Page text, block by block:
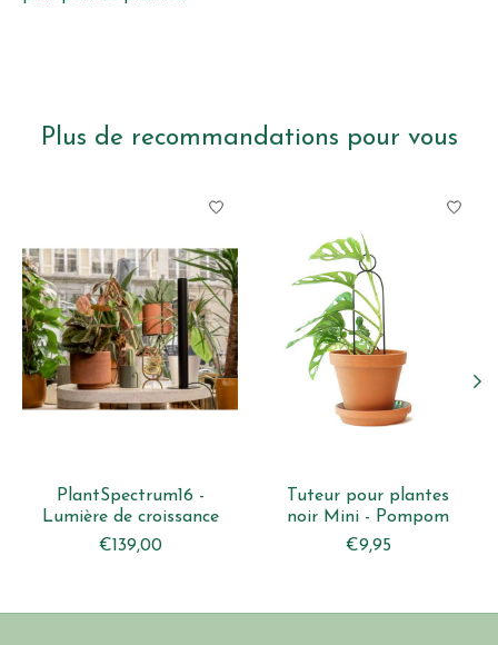
Plus de recommandations pour vous
PlantSpectrum16 -
Lumière de croissance
€139,00
Tuteur pour plantes
noir Mini - Pompom
€9,95